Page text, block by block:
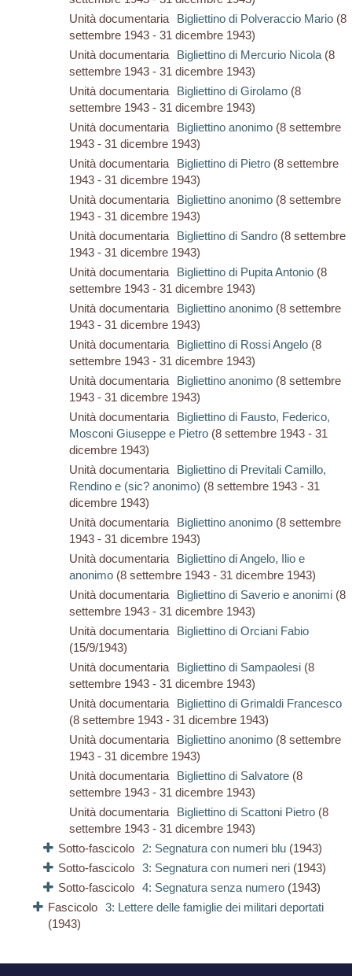
Unità documentaria
Bigliettino di Polveraccio Mario(8
settembre 1943 - 31 dicembre 1943)
Unità documentaria
Bigliettino di Mercurio Nicola(8
settembre 1943 - 31 dicembre 1943)
Unità documentaria
Bigliettino di Girolamo(8
settembre 1943 - 31 dicembre 1943)
Unità documentaria
Bigliettino anonimo (8 settembre
1943 - 31 dicembre 1943)
Unità documentaria
Bigliettino di Pietro(8 settembre
1943 - 31 dicembre 1943)
Unità documentaria
Bigliettino anonimo (8 settembre
1943 - 31 dicembre 1943)
Unità documentaria
Bigliettino di Sandro(8 settembre
1943 - 31 dicembre 1943)
Unità documentaria
Bigliettino di Pupita Antonio(8
settembre 1943 - 31 dicembre 1943)
Unità documentaria
Bigliettino anonimo (8 settembre
1943 - 31 dicembre 1943)
Unità documentaria
Bigliettino di Rossi Angelo(8
settembre 1943 - 31 dicembre 1943)
Unità documentaria
Bigliettino anonimo (8 settembre
1943 - 31 dicembre 1943)
Unità documentaria
Bigliettino di Fausto, Federico,
Mosconi Giuseppe e Pietro(8 settembre 1943 - 31
dicembre 1943)
Unità documentaria
Bigliettino di Previtali Camillo,
Rendino e (sic? anonimo) (8 settembre 1943 - 31
dicembre 1943)
Unità documentaria
Bigliettino anonimo (8 settembre
1943 - 31 dicembre 1943)
Unità documentaria
Bigliettino di Angelo, Ilio e
anonimo(8 settembre 1943 - 31 dicembre 1943)
Unità documentaria
Bigliettino di Saverio e anonimi(8
settembre 1943 - 31 dicembre 1943)
Unità documentaria
Bigliettino di Orciani Fabio
(15/9/1943)
Unità documentaria
Bigliettino di Sampaolesi(8
settembre 1943 - 31 dicembre 1943)
Unità documentaria
Bigliettino di Grimaldi Francesco
(8 settembre 1943 - 31 dicembre 1943)
Unità documentaria
Bigliettino anonimo (8 settembre
1943 - 31 dicembre 1943)
Unità documentaria
Bigliettino di Salvatore(8
settembre 1943 - 31 dicembre 1943)
Unità documentaria
Bigliettino di Scattoni Pietro(8
settembre 1943 - 31 dicembre 1943)
Sotto-fascicolo
2: Segnatura con numeri blu (1943)
Sotto-fascicolo
3: Segnatura con numeri neri (1943)
Sotto-fascicolo
4: Segnatura senza numero (1943)
Fascicolo 3: Lettere delle famiglie dei militari deportati
(1943)